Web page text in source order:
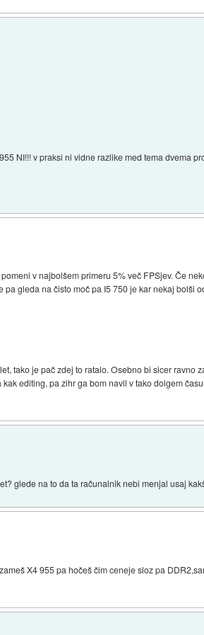
NI!!! v praksi ni vidne razlike med tema dvema
v najbolšem primeru 5% več FPSjev. Če
gleda na čisto moč pa I5 750 je kar nekaj bolši
tako je pač zdej to ratalo. Osebno bi sicer ravno
editing, pa zihr ga bom navil v tako dolgem
glede na to da ta računalnik nebi menjal usaj
X4 955 pa hočeš čim ceneje sloz pa